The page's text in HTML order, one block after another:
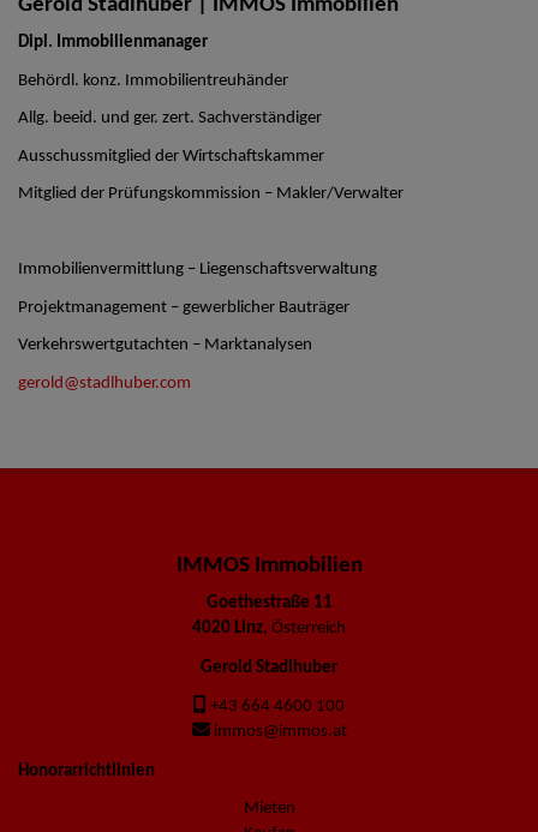
Gerold Stadlhuber | IMMOS Immobilien
Dipl. Immobilienmanager
Behördl. konz. Immobilientreuhänder
Allg. beeid. und ger. zert. Sachverständiger
Ausschussmitglied der Wirtschaftskammer
Mitglied der Prüfungskommission – Makler/Verwalter
Immobilienvermittlung – Liegenschaftsverwaltung
Projektmanagement – gewerblicher Bauträger
Verkehrswertgutachten – Marktanalysen
gerold@stadlhuber.com
IMMOS Immobilien
Goethestraße 11
4020 Linz, Österreich
Gerold Stadlhuber
+43 664 4600 100
immos@immos.at
Honorarrichtlinien
Mieten